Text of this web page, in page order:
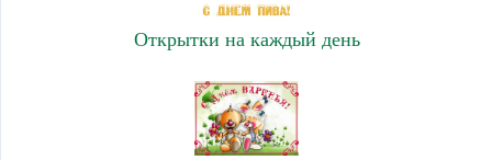
Открытки на каждый день